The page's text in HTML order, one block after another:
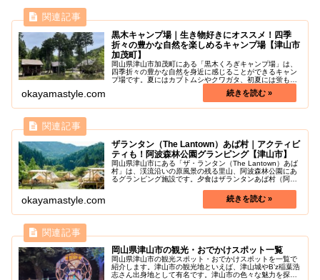
黒木キャンプ場｜生き物好きにオススメ！四季
折々の豊かな自然を楽しめるキャンプ場【津山市
加茂町】
岡山県津山市加茂町にある「黒木くろぎキャンプ場」は、
四季折々の豊かな自然を身近に感じることができるキャン
プ場です。夏にはカブトムシやクワガタ、初夏には蛍も現
れますよ。キャンプ初心者から上級者まで、様々な用途で
満喫できる空間になっています。近...
okayamastyle.com
ザランタン（The Lantown）あば村｜アクティビ
ティも！阿波森林公園グランピング【津山市】
岡山県津山市にある「ザ・ランタン（The Lantown）あば
村」は、渓流沿いの原風景の残る里山、阿波森林公園にあ
るグランピング施設です。夕食はザランタンあば村（阿波
okayamastyle.com
岡山県津山市の観光・おでかけスポット一覧
岡山県津山市の観光スポット・おでかけスポットを一覧で
紹介します。津山市の観光地といえば、津山城やB’z稲葉浩
志さん出身地として有名です。津山市の色々な魅力を探し